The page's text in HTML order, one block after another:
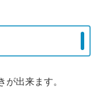
が出来ます。